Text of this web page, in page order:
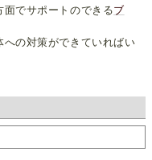
面でサポートのできるブ
への対策ができていればい